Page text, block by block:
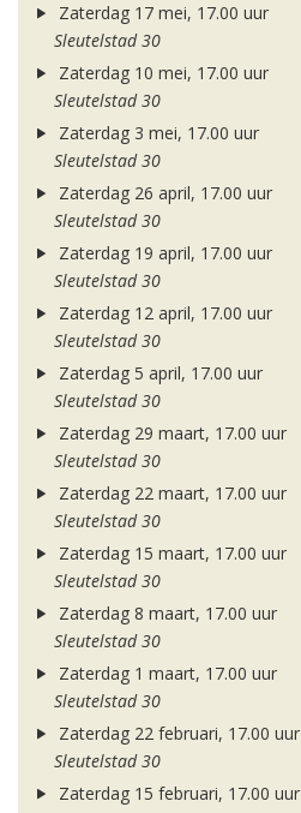
Zaterdag 17 mei, 17.00 uur
Sleutelstad 30
Zaterdag 10 mei, 17.00 uur
Sleutelstad 30
Zaterdag 3 mei, 17.00 uur
Sleutelstad 30
Zaterdag 26 april, 17.00 uur
Sleutelstad 30
Zaterdag 19 april, 17.00 uur
Sleutelstad 30
Zaterdag 12 april, 17.00 uur
Sleutelstad 30
Zaterdag 5 april, 17.00 uur
Sleutelstad 30
Zaterdag 29 maart, 17.00 uur
Sleutelstad 30
Zaterdag 22 maart, 17.00 uur
Sleutelstad 30
Zaterdag 15 maart, 17.00 uur
Sleutelstad 30
Zaterdag 8 maart, 17.00 uur
Sleutelstad 30
Zaterdag 1 maart, 17.00 uur
Sleutelstad 30
Zaterdag 22 februari, 17.00 uur
Sleutelstad 30
Zaterdag 15 februari, 17.00 uur